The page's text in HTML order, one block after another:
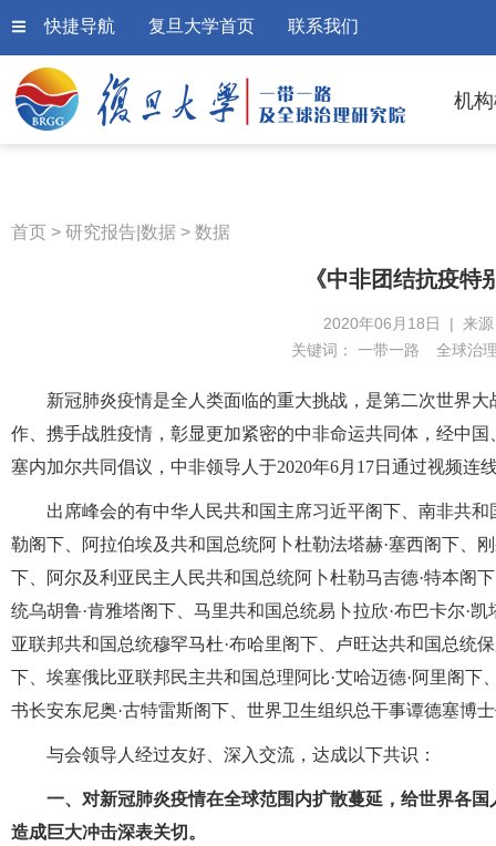
快捷导航 复旦大学首页 联系我们
机
首页 > 研究报告|数据 > 数据
《中非团结抗疫特
2020年06月18日 | 来
关键词： 一带一路 全球治
新冠肺炎疫情是全人类面临的重大挑战，是第二次世界
作、携手战胜疫情，彰显更加紧密的中非命运共同体，经中
塞内加尔共同倡议，中非领导人于2020年6月17日通过视频连
出席峰会的有中华人民共和国主席习近平阁下、南非共
勒阁下、阿拉伯埃及共和国总统阿卜杜勒法塔赫·塞西阁下、
下、阿尔及利亚民主人民共和国总统阿卜杜勒马吉德·特本阁
统乌胡鲁·肯雅塔阁下、马里共和国总统易卜拉欣·布巴卡尔·
亚联邦共和国总统穆罕马杜·布哈里阁下、卢旺达共和国总统
下、埃塞俄比亚联邦民主共和国总理阿比·艾哈迈德·阿里阁
书长安东尼奥·古特雷斯阁下、世界卫生组织总干事谭德塞博
与会领导人经过友好、深入交流，达成以下共识：
一、对新冠肺炎疫情在全球范围内扩散蔓延，给世界各
造成巨大冲击深表关切。